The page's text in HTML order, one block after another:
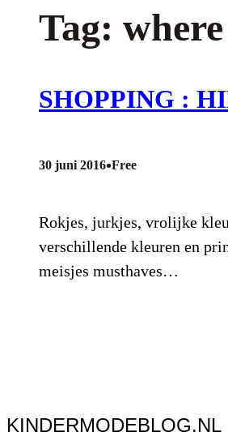
Tag:
SHOPPING :
30 juni 2016•Free
Rokjes, jurkjes, vrolijke
verschillende kleuren en
meisjes musthaves…
KINDERMODEBLOG.NL